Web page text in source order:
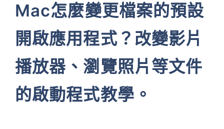
Mac怎麼變更檔案的預設
開啟應用程式？改變影片
播放器、瀏覽照片等文件
的啟動程式教學。